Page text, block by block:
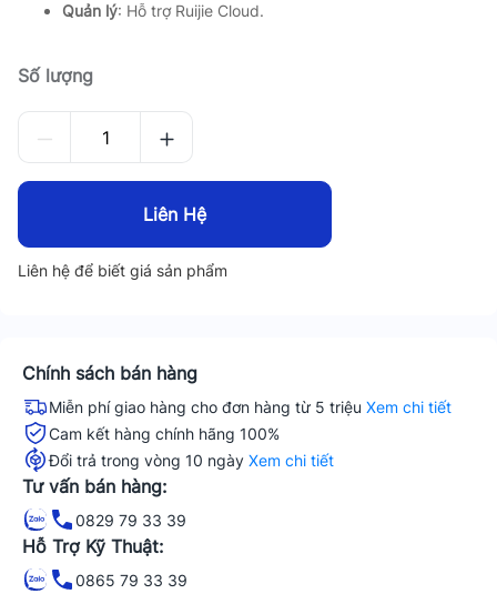
Quản lý: Hỗ trợ Ruijie Cloud.
Số lượng
Liên Hệ
Liên hệ để biết giá sản phẩm
Chính sách bán hàng
Miễn phí giao hàng cho đơn hàng từ 5 triệu Xem chi tiết
Cam kết hàng chính hãng 100%
Đổi trả trong vòng 10 ngày Xem chi tiết
Tư vấn bán hàng:
0829 79 33 39
Hỗ Trợ Kỹ Thuật:
0865 79 33 39